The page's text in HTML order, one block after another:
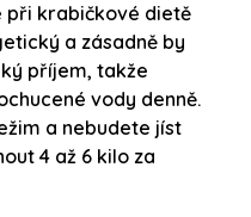
při krabičkové dietě
a zásadně by
příjem, takže
vody denně.
a nebudete jíst
4 až 6 kilo za